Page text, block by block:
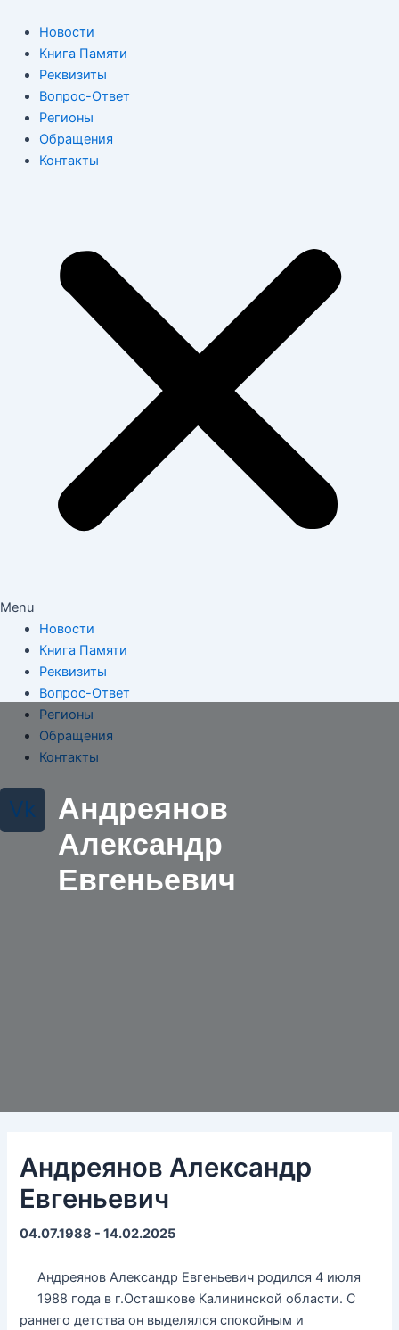
содержимому
Новости
Книга Памяти
Реквизиты
Вопрос-Ответ
Регионы
Обращения
Контакты
Menu
Новости
Книга Памяти
Реквизиты
Вопрос-Ответ
Регионы
Обращения
Контакты
Vk
Андреянов
Александр
Евгеньевич
Андреянов Александр
Евгеньевич
04.07.1988 - 14.02.2025
Андреянов Александр Евгеньевич родился 4 июля
1988 года в г.Осташкове Калининской области. С
раннего детства он выделялся спокойным и